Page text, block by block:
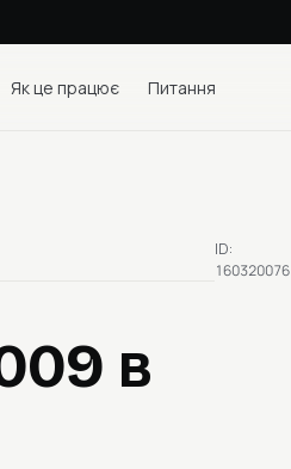
Як це працює Питання
в
ID:
160320076